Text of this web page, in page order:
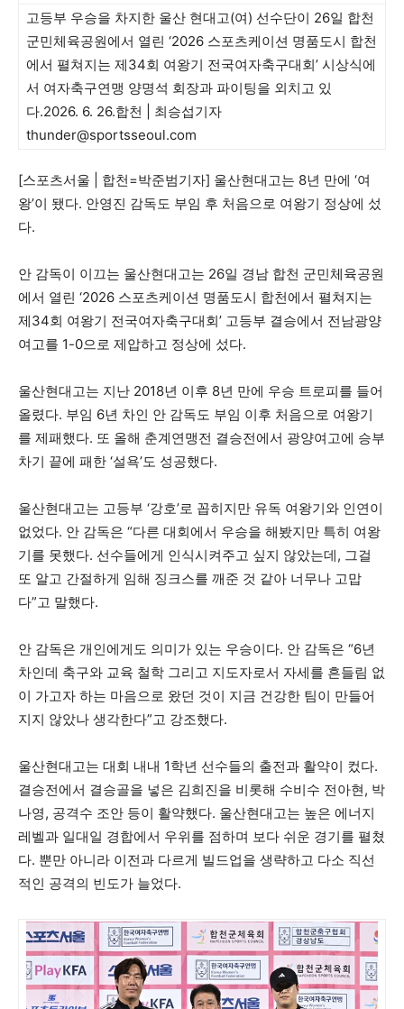
고등부 우승을 차지한 울산 현대고(여) 선수단이 26일 합천
군민체육공원에서 열린 ‘2026 스포츠케이션 명품도시 합천
에서 펼쳐지는 제34회 여왕기 전국여자축구대회’ 시상식에
서 여자축구연맹 양명석 회장과 파이팅을 외치고 있
다.2026. 6. 26.합천 | 최승섭기자
thunder@sportsseoul.com
[스포츠서울 | 합천=박준범기자] 울산현대고는 8년 만에 ‘여
왕’이 됐다. 안영진 감독도 부임 후 처음으로 여왕기 정상에 섰
다.
안 감독이 이끄는 울산현대고는 26일 경남 합천 군민체육공원
에서 열린 ‘2026 스포츠케이션 명품도시 합천에서 펼쳐지는
제34회 여왕기 전국여자축구대회’ 고등부 결승에서 전남광양
여고를 1-0으로 제압하고 정상에 섰다.
울산현대고는 지난 2018년 이후 8년 만에 우승 트로피를 들어
올렸다. 부임 6년 차인 안 감독도 부임 이후 처음으로 여왕기
를 제패했다. 또 올해 춘계연맹전 결승전에서 광양여고에 승부
차기 끝에 패한 ‘설욕’도 성공했다.
울산현대고는 고등부 ‘강호’로 꼽히지만 유독 여왕기와 인연이
없었다. 안 감독은 “다른 대회에서 우승을 해봤지만 특히 여왕
기를 못했다. 선수들에게 인식시켜주고 싶지 않았는데, 그걸
또 알고 간절하게 임해 징크스를 깨준 것 같아 너무나 고맙
다”고 말했다.
안 감독은 개인에게도 의미가 있는 우승이다. 안 감독은 “6년
차인데 축구와 교육 철학 그리고 지도자로서 자세를 흔들림 없
이 가고자 하는 마음으로 왔던 것이 지금 건강한 팀이 만들어
지지 않았나 생각한다”고 강조했다.
울산현대고는 대회 내내 1학년 선수들의 출전과 활약이 컸다.
결승전에서 결승골을 넣은 김희진을 비롯해 수비수 전아현, 박
나영, 공격수 조안 등이 활약했다. 울산현대고는 높은 에너지
레벨과 일대일 경합에서 우위를 점하며 보다 쉬운 경기를 펼쳤
다. 뿐만 아니라 이전과 다르게 빌드업을 생략하고 다소 직선
적인 공격의 빈도가 늘었다.